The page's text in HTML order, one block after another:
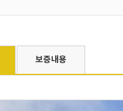
보증내용